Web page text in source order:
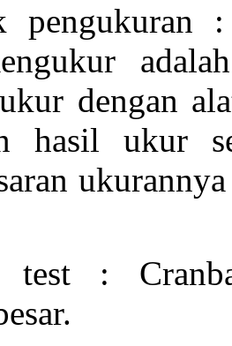
:
dengan
hasil ukur
test :